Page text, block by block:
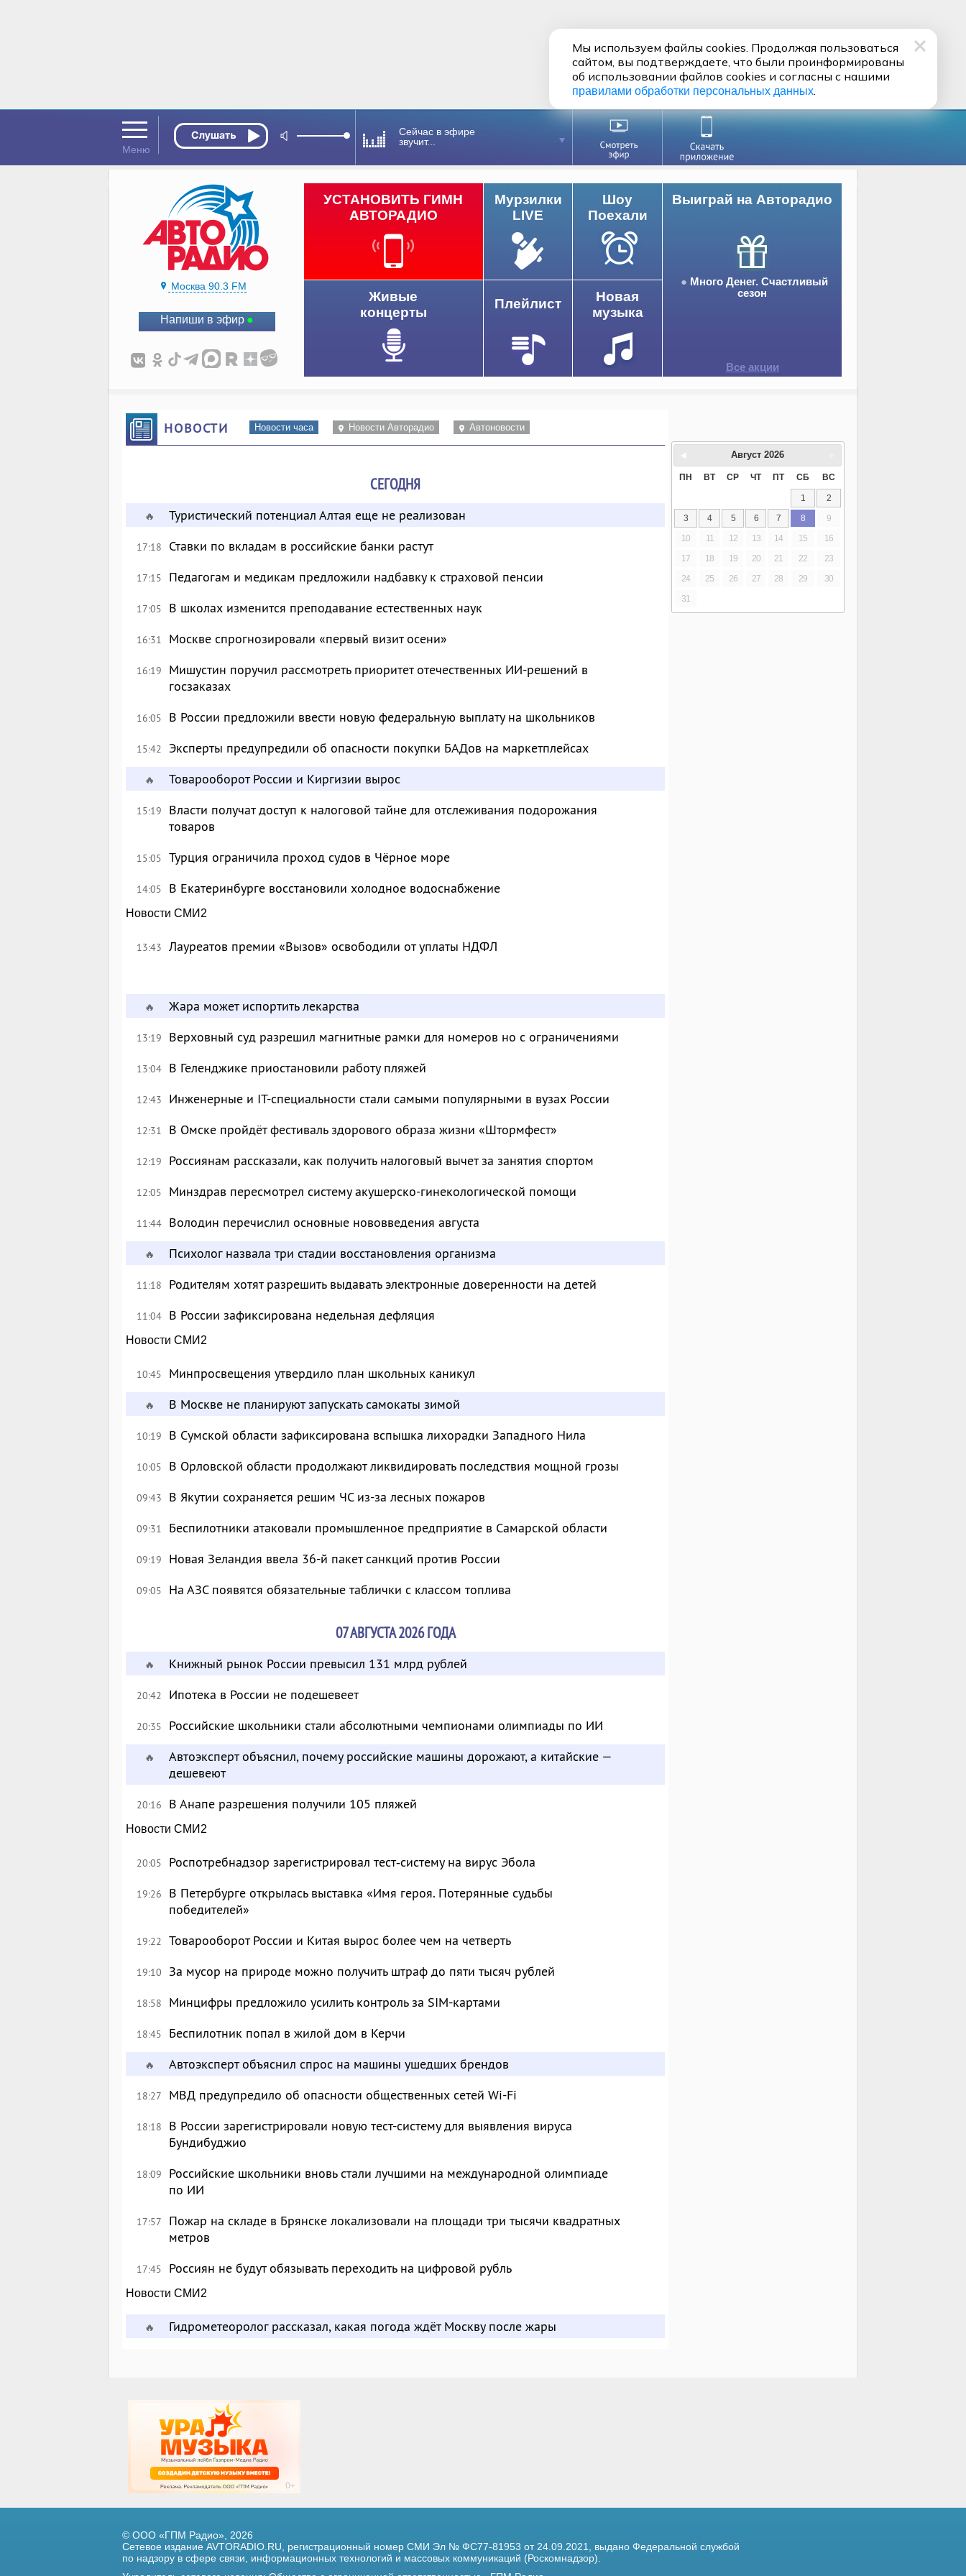
Сейчас в эфире
звучит...
Москва 90.3 FM
Напиши в эфир
Выиграй на Авторадио
Много Денег. Счастливый
сезон
Все акции
УСТАНОВИТЬ ГИМН
АВТОРАДИО
Мурзилки
LIVE
Шоу
Поехали
Живые
концерты
Плейлист
Новая
музыка
НОВОСТИ Новости часа Новости Авторадио Автоновости
СЕГОДНЯ
🔥 Туристический потенциал Алтая еще не реализован
17:18 Ставки по вкладам в российские банки растут
17:15 Педагогам и медикам предложили надбавку к страховой пенсии
17:05 В школах изменится преподавание естественных наук
16:31 Москве спрогнозировали «первый визит осени»
16:19
Мишустин поручил рассмотреть приоритет отечественных ИИ-решений в
госзаказах
16:05 В России предложили ввести новую федеральную выплату на школьников
15:42 Эксперты предупредили об опасности покупки БАДов на маркетплейсах
🔥 Товарооборот России и Киргизии вырос
15:19
Власти получат доступ к налоговой тайне для отслеживания подорожания
товаров
15:05 Турция ограничила проход судов в Чёрное море
14:05 В Екатеринбурге восстановили холодное водоснабжение
Новости СМИ2
13:43 Лауреатов премии «Вызов» освободили от уплаты НДФЛ
🔥 Жара может испортить лекарства
13:19 Верховный суд разрешил магнитные рамки для номеров но с ограничениями
13:04 В Геленджике приостановили работу пляжей
12:43 Инженерные и IT-специальности стали самыми популярными в вузах России
12:31 В Омске пройдёт фестиваль здорового образа жизни «Штормфест»
12:19 Россиянам рассказали, как получить налоговый вычет за занятия спортом
12:05 Минздрав пересмотрел систему акушерско-гинекологической помощи
11:44 Володин перечислил основные нововведения августа
🔥 Психолог назвала три стадии восстановления организма
11:18 Родителям хотят разрешить выдавать электронные доверенности на детей
11:04 В России зафиксирована недельная дефляция
Новости СМИ2
10:45 Минпросвещения утвердило план школьных каникул
🔥 В Москве не планируют запускать самокаты зимой
10:19 В Сумской области зафиксирована вспышка лихорадки Западного Нила
10:05 В Орловской области продолжают ликвидировать последствия мощной грозы
09:43 В Якутии сохраняется решим ЧС из-за лесных пожаров
09:31 Беспилотники атаковали промышленное предприятие в Самарской области
09:19 Новая Зеландия ввела 36-й пакет санкций против России
09:05 На АЗС появятся обязательные таблички с классом топлива
07 АВГУСТА 2026 ГОДА
🔥 Книжный рынок России превысил 131 млрд рублей
20:42 Ипотека в России не подешевеет
20:35 Российские школьники стали абсолютными чемпионами олимпиады по ИИ
🔥
Автоэксперт объяснил, почему российские машины дорожают, а китайские —
дешевеют
20:16 В Анапе разрешения получили 105 пляжей
Новости СМИ2
20:05 Роспотребнадзор зарегистрировал тест‑систему на вирус Эбола
19:26
В Петербурге открылась выставка «Имя героя. Потерянные судьбы
победителей»
19:22 Товарооборот России и Китая вырос более чем на четверть
19:10 За мусор на природе можно получить штраф до пяти тысяч рублей
18:58 Минцифры предложило усилить контроль за SIM-картами
18:45 Беспилотник попал в жилой дом в Керчи
🔥 Автоэксперт объяснил спрос на машины ушедших брендов
18:27 МВД предупредило об опасности общественных сетей Wi-Fi
18:18
В России зарегистрировали новую тест-систему для выявления вируса
Бундибуджио
18:09
Российские школьники вновь стали лучшими на международной олимпиаде
по ИИ
17:57
Пожар на складе в Брянске локализовали на площади три тысячи квадратных
метров
17:45 Россиян не будут обязывать переходить на цифровой рубль
Новости СМИ2
🔥 Гидрометеоролог рассказал, какая погода ждёт Москву после жары
Август 2026
ПН ВТ СР ЧТ ПТ СБ ВС
1
2
3
4 5 6 7 8
9
10
11 12 13 14 15
16
17
18 19 20 21 22
23
24
25 26 27 28 29
30
31
© ООО «ГПМ Радио», 2026
Сетевое издание AVTORADIO.RU, регистрационный номер СМИ Эл № ФС77-81953 от 24.09.2021,
выдано Федеральной службой
по надзору в сфере связи,
информационных технологий и массовых коммуникаций (Роскомнадзор).
Мы используем файлы cookies. Продолжая пользоваться
сайтом, вы подтверждаете, что были проинформированы
об использовании файлов cookies и согласны с нашими
правилами обработки персональных данных.